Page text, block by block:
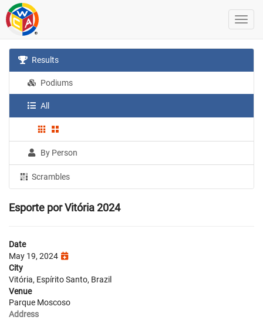
Results
Podiums
All
By Person
Scrambles
Esporte por Vitória 2024
Date
May 19, 2024
City
Vitória, Espírito Santo, Brazil
Venue
Parque Moscoso
Address